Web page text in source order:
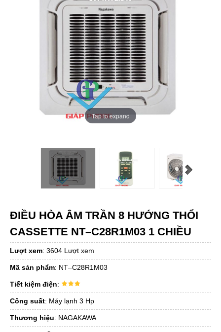
Tap to expand
ĐIỀU HÒA ÂM TRẦN 8 HƯỚNG THỔI
CASSETTE NT–C28R1M03 1 CHIỀU
Lượt xem: 3604 Lượt xem
Mã sản phẩm: NT–C28R1M03
Tiết kiệm điện:
Công suất: Máy lạnh 3 Hp
Thương hiệu: NAGAKAWA